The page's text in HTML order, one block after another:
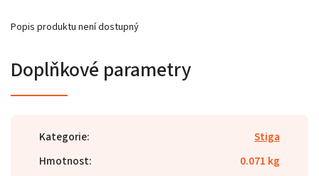
Popis produktu není dostupný
Doplňkové parametry
Kategorie:
Stiga
Hmotnost:
0.071 kg